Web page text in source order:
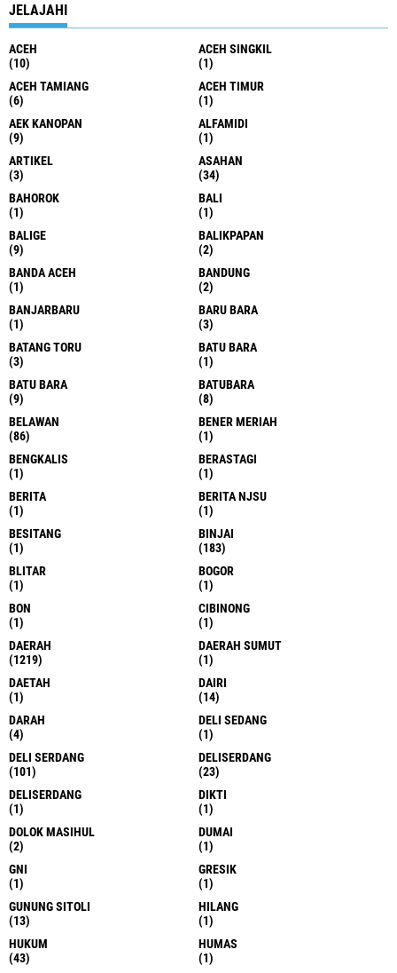
JELAJAHI
ACEH
(10)
ACEH SINGKIL
(1)
ACEH TAMIANG
(6)
ACEH TIMUR
(1)
AEK KANOPAN
(9)
ALFAMIDI
(1)
ARTIKEL
(3)
ASAHAN
(34)
BAHOROK
(1)
BALI
(1)
BALIGE
(9)
BALIKPAPAN
(2)
BANDA ACEH
(1)
BANDUNG
(2)
BANJARBARU
(1)
BARU BARA
(3)
BATANG TORU
(3)
BATU BARA
(1)
BATU BARA
(9)
BATUBARA
(8)
BELAWAN
(86)
BENER MERIAH
(1)
BENGKALIS
(1)
BERASTAGI
(1)
BERITA
(1)
BERITA NJSU
(1)
BESITANG
(1)
BINJAI
(183)
BLITAR
(1)
BOGOR
(1)
BON
(1)
CIBINONG
(1)
DAERAH
(1219)
DAERAH SUMUT
(1)
DAETAH
(1)
DAIRI
(14)
DARAH
(4)
DELI SEDANG
(1)
DELI SERDANG
(101)
DELISERDANG
(23)
DELISERDANG
(1)
DIKTI
(1)
DOLOK MASIHUL
(2)
DUMAI
(1)
GNI
(1)
GRESIK
(1)
GUNUNG SITOLI
(13)
HILANG
(1)
HUKUM
(43)
HUMAS
(1)